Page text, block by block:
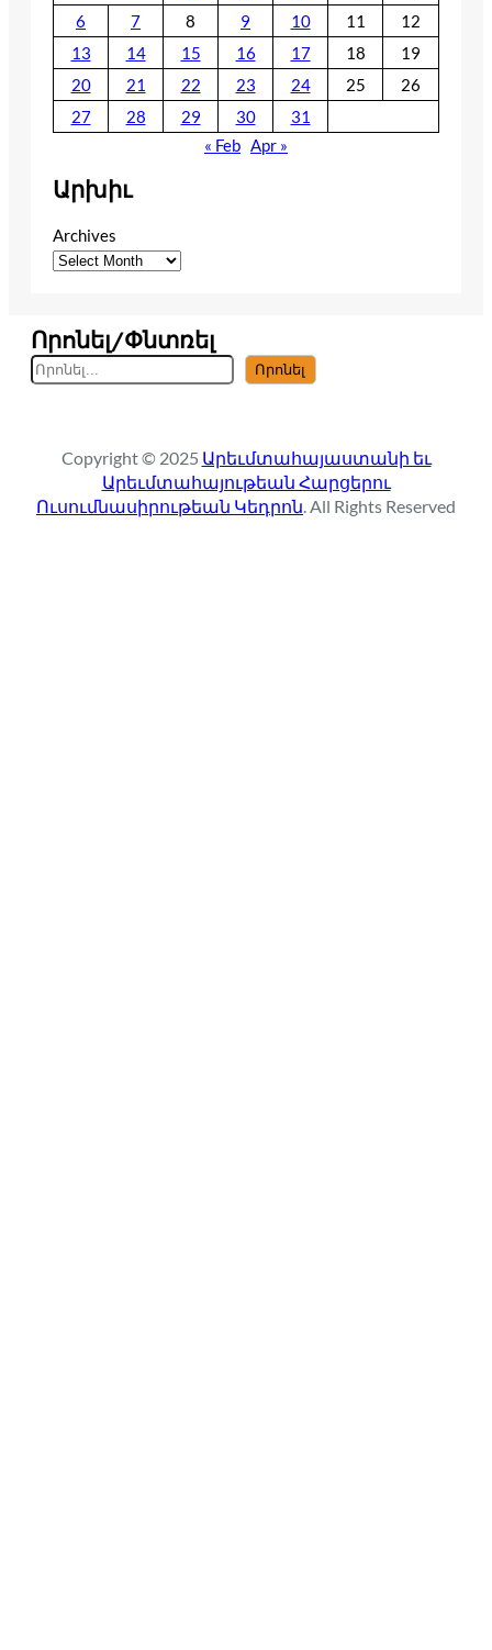
6
7 8 9 10 11
12
13
14 15 16 17 18
19
20
21 22 23 24 25
26
27
28 29 30
31
« Feb Apr »
Արխիւ
Archives
Որոնել/Փնտռել
S
e
c
h
Որոնել
Copyright © 2025 Արեւմտահայաստանի եւ
Արեւմտահայութեան Հարցերու
Ուսումնասիրութեան Կեդրոն. All Rights Reserved